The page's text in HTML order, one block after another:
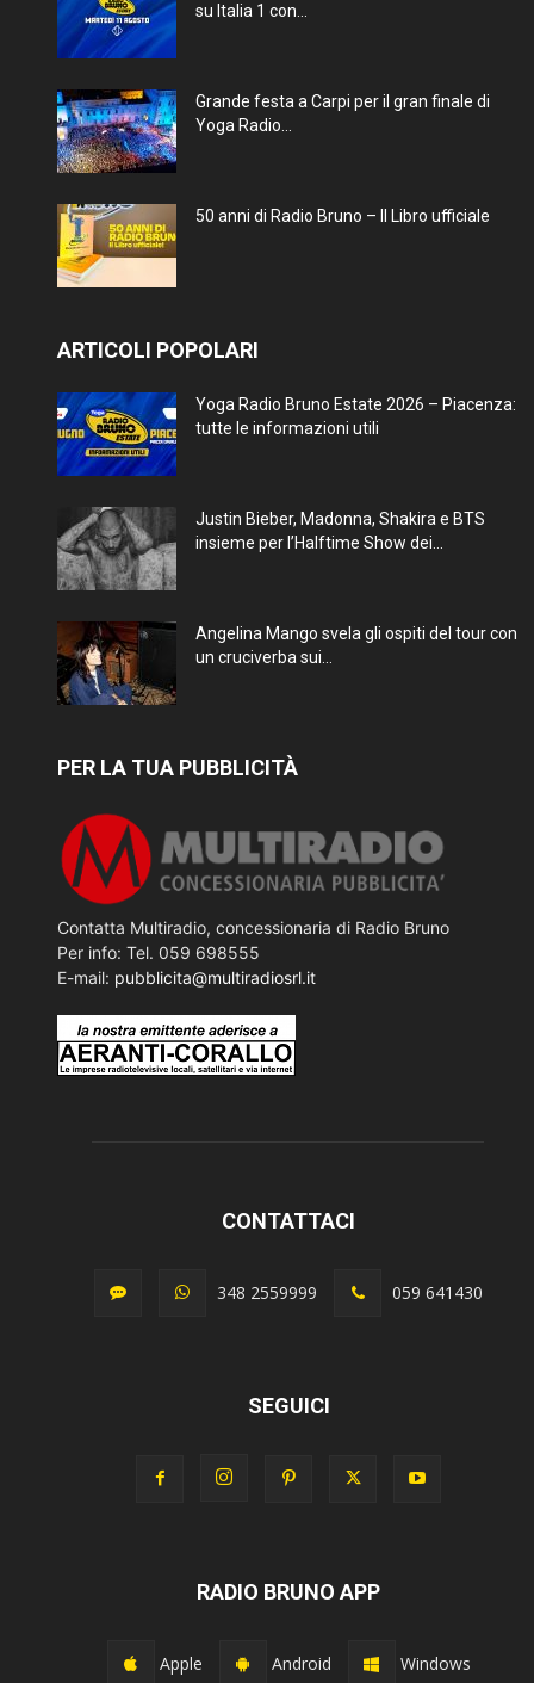
su Italia 1 con...
Grande festa a Carpi per il gran finale di
Yoga Radio...
50 anni di Radio Bruno – Il Libro ufficiale
ARTICOLI POPOLARI
Yoga Radio Bruno Estate 2026 – Piacenza:
tutte le informazioni utili
Justin Bieber, Madonna, Shakira e BTS
insieme per l’Halftime Show dei...
Angelina Mango svela gli ospiti del tour con
un cruciverba sui...
PER LA TUA PUBBLICITÀ
Contatta Multiradio, concessionaria di Radio Bruno
Per info: Tel. 059 698555
E-mail: pubblicita@multiradiosrl.it
CONTATTACI
348 2559999 059 641430
SEGUICI
RADIO BRUNO APP
Apple Android Windows